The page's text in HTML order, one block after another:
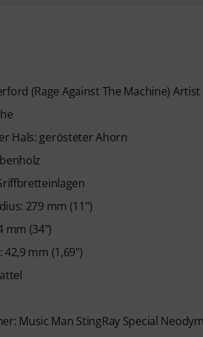
(Rage Against The Machine) Artist
Hals: gerösteter Ahorn
279 mm (11")
mm (34")
mm (1,69")
Music Man StingRay Special